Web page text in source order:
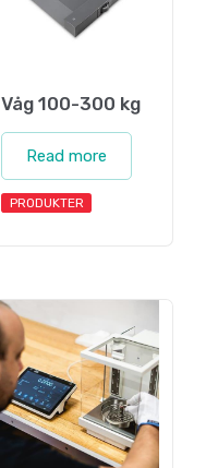
Våg 100-300 kg
Read more
PRODUKTER